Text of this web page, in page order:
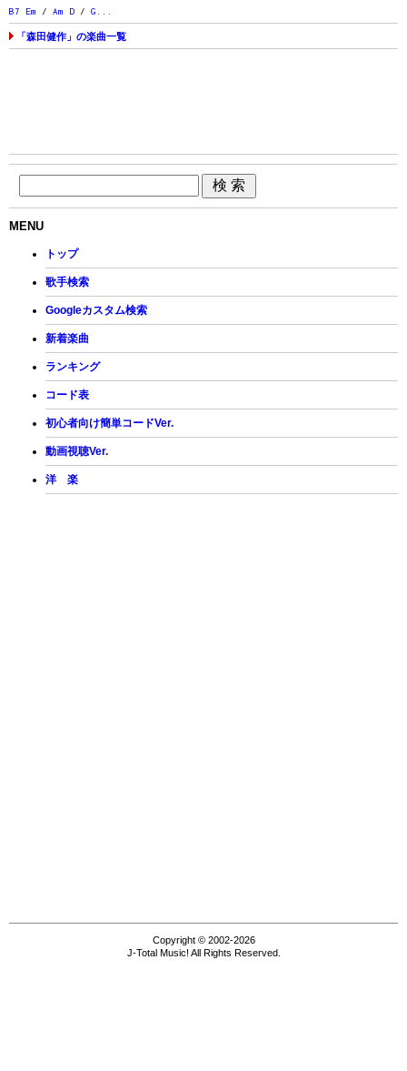
B7 Em / Am D / G
「森田健作」の楽曲一覧
MENU
トップ
歌手検索
Googleカスタム検索
新着楽曲
ランキング
コード表
初心者向け簡単コードVer.
動画視聴Ver.
洋 楽
Copyright © 2002-2026
J-Total Music! All Rights Reserved.